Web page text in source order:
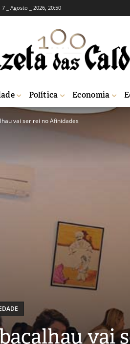
_ Agosto _ 2026, 20:50
Política Economia
vai ser rei no Afinidades
vai